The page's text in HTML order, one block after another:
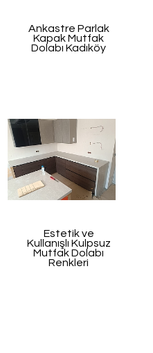
Ankastre Parlak
Kapak Mutfak
Dolabı Kadıköy
Estetik ve
Kullanışlı Kulpsuz
Mutfak Dolabı
Renkleri